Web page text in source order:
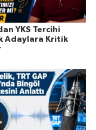
YKS Tercihi
Adaylara Kritik